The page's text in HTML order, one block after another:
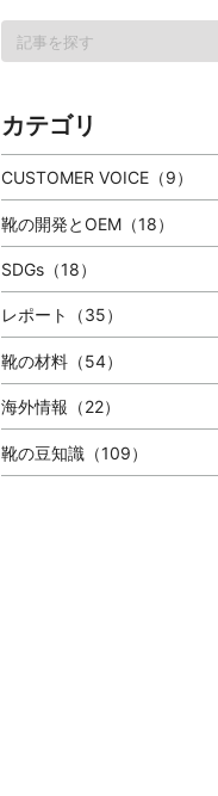
カテゴリ
CUSTOMER VOICE（9）
靴の開発とOEM（18）
SDGs（18）
レポート（35）
靴の材料（54）
海外情報（22）
靴の豆知識（109）